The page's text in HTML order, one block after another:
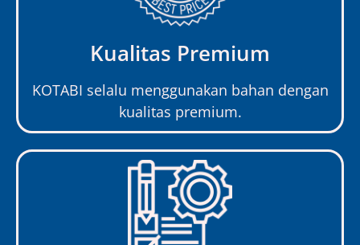
Kualitas Premium
KOTABI selalu menggunakan bahan dengan
kualitas premium.